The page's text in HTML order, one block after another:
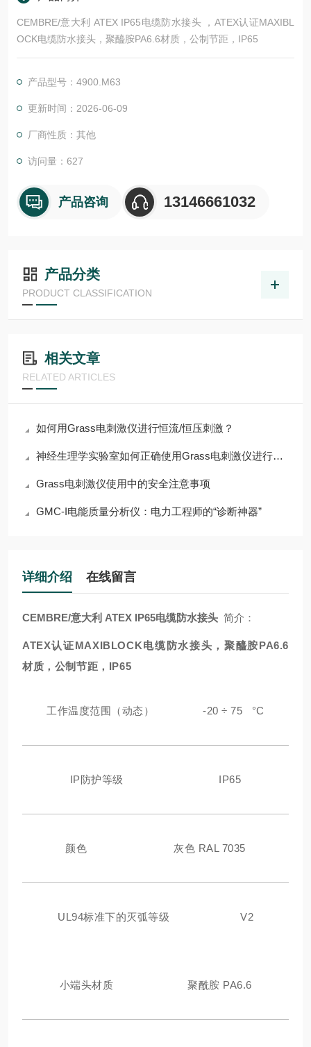
CEMBRE/意大利 ATEX IP65电缆防水接头 ，ATEX认证MAXIBL
OCK电缆防水接头，聚醯胺PA6.6材质，公制节距，IP65
产品型号：4900.M63
更新时间：2026-06-09
厂商性质：其他
访问量：627
产品咨询 13146661032
产品分类
PRODUCT CLASSIFICATION
相关文章
RELATED ARTICLES
如何用Grass电刺激仪进行恒流/恒压刺激？
神经生理学实验室如何正确使用Grass电刺激仪进行组织刺激
Grass电刺激仪使用中的安全注意事项
GMC-I电能质量分析仪：电力工程师的“诊断神器”
详细介绍 在线留言
CEMBRE/意大利 ATEX IP65电缆防水接头 简介：
ATEX认证MAXIBLOCK电缆防水接头，聚醯胺PA6.6
材质，公制节距，IP65
工作温度范围（动态） -20 ÷ 75 °C
IP防护等级 IP65
颜色 灰色 RAL 7035
UL94标准下的灭弧等级 V2
小端头材质 聚酰胺 PA6.6